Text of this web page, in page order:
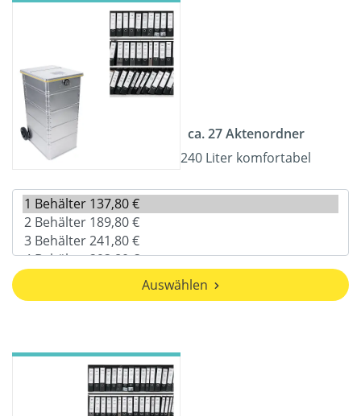
ca. 27 Aktenordner
240 Liter komfortabel
Auswählen